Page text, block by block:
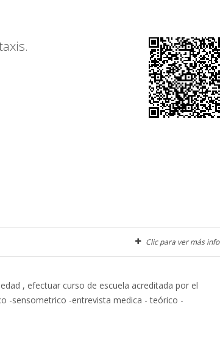
Clic para ver más info
, efectuar curso de escuela acreditada por el
-sensometrico -entrevista medica - teórico -